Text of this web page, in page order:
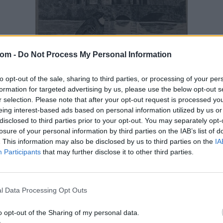
- Do Not Process My Personal Information
opt-out of the sale, sharing to third parties, or processing of your
for targeted advertising by us, please use the below opt-out
selection. Please note that after your opt-out request is processed
interest-based ads based on personal information utilized by us
to third parties prior to your opt-out. You may separately
of your personal information by third parties on the IAB’s list of
This information may also be disclosed by us to third parties on the
Participants that may further disclose it to other third parties.
Data Processing Opt Outs
opt-out of the Sharing of my personal data.
FESTMÉNY, GRAFIKA
221. tétel:
SZUNYOGHY ANDRÁS (1946- ) Vajda-Hunyad
vára
Mérete 29 cm*39 cm, Rézkarc
Kikiáltási ár:6 000Ft
Aukció:
műtárgy